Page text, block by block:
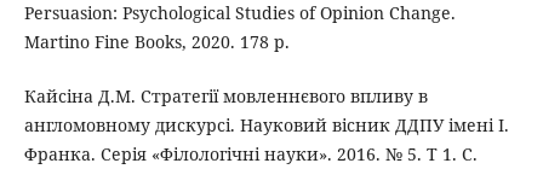
Persuasion: Psychological Studies of Opinion Change.
Martino Fine Books, 2020. 178 р.
Кайсіна Д.М. Стратегії мовленнєвого впливу в
англомовному дискурсі. Науковий вісник ДДПУ імені І.
Франка. Серія «Філологічні науки». 2016. № 5. Т 1. С.